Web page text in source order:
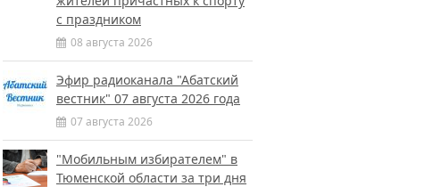
с праздником
08 августа 2026
Эфир радиоканала "Абатский
вестник" 07 августа 2026 года
07 августа 2026
"Мобильным избирателем" в
Тюменской области за три дня